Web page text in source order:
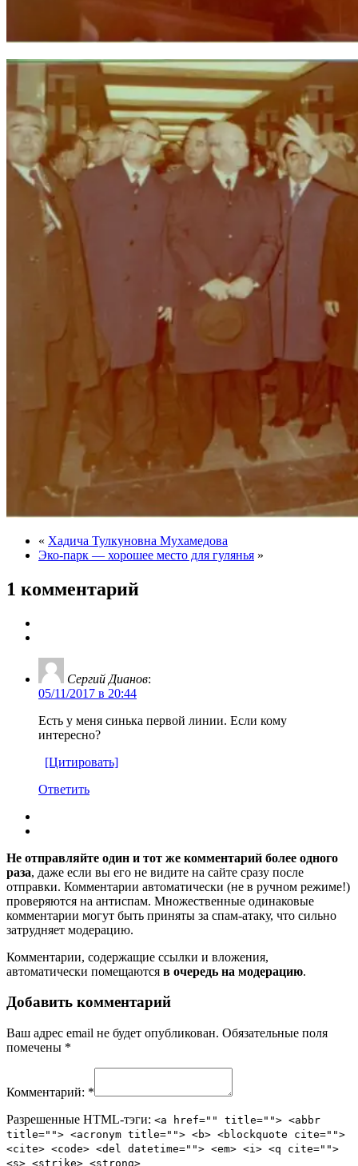
« Хадича Тулкуновна Мухамедова
Эко-парк — хорошее место для гулянья »
1 комментарий
Сергий Дианов:
05/11/2017 в 20:44
Есть у меня синька первой линии. Если кому
интересно?
[Цитировать]
Ответить
Не отправляйте один и тот же комментарий более одного
раза, даже если вы его не видите на сайте сразу после
отправки. Комментарии автоматически (не в ручном режиме!)
проверяются на антиспам. Множественные одинаковые
комментарии могут быть приняты за спам-атаку, что сильно
затрудняет модерацию.
Комментарии, содержащие ссылки и вложения,
автоматически помещаются в очередь на модерацию.
Добавить комментарий
Ваш адрес email не будет опубликован. Обязательные поля
помечены *
Комментарий: *
Разрешенные HTML-тэги: <a href="" title=""> <abbr
title=""> <acronym title=""> <b> <blockquote cite="">
<cite> <code> <del datetime=""> <em> <i> <q cite="">
<s> <strike> <strong>